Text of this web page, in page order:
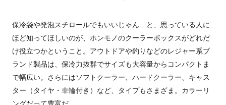
保冷袋や発泡スチロールでもいいじゃん…と、思っている人に
ほど知ってほしいのが、ホンモノのクーラーボックスがどれだ
け役立つかということ。アウトドアや釣りなどのレジャー系ブ
ランド製品は、保冷力抜群でサイズも大容量からコンパクトま
で幅広い。さらにはソフトクーラー、ハードクーラー、キャス
ター（タイヤ・車輪付き）など、タイプもさまざま。カラーリ
ングだって豊富だ。